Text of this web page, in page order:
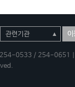
이
254-0533 / 254-